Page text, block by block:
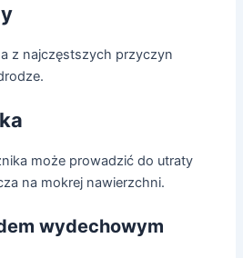
z najczęstszych przyczyn
może prowadzić do utraty
na mokrej nawierzchni.
wydechowym